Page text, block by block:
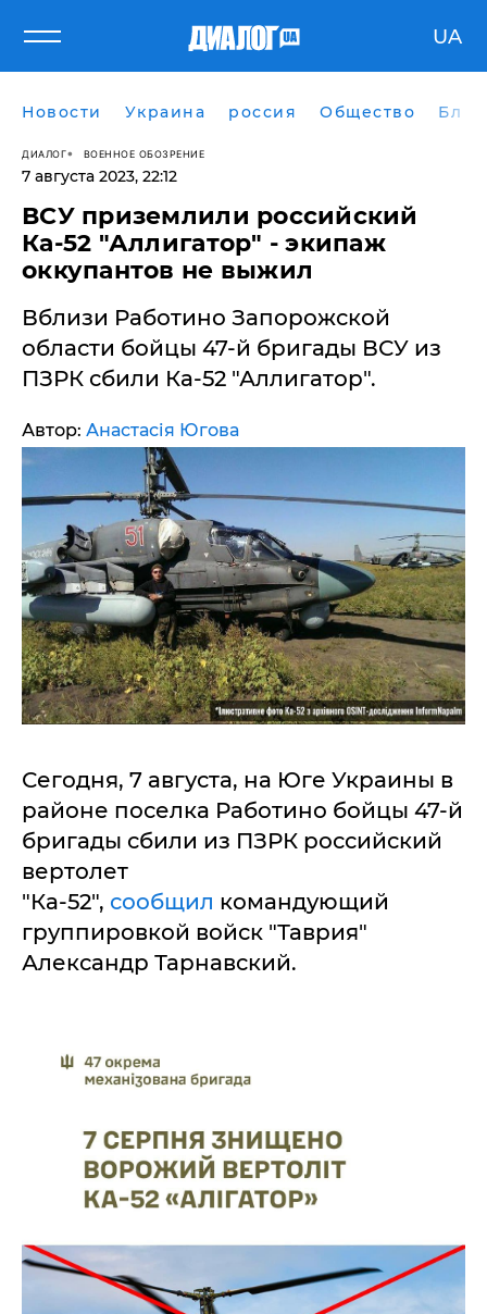
UA
Новости Украина россия Общество
ДИАЛОГ ВОЕННОЕ ОБОЗРЕНИЕ
7 августа 2023, 22:12
ВСУ приземлили российский
Ка-52 "Аллигатор" - экипаж
оккупантов не выжил
Вблизи Работино Запорожской
области бойцы 47-й бригады ВСУ из
ПЗРК сбили Ка-52 "Аллигатор".
Автор: Анастасія Югова
Сегодня, 7 августа, на Юге Украины в
районе поселка Работино бойцы 47-й
бригады сбили из ПЗРК российский
вертолет
"Ка-52", сообщил командующий
группировкой войск "Таврия"
Александр Тарнавский.